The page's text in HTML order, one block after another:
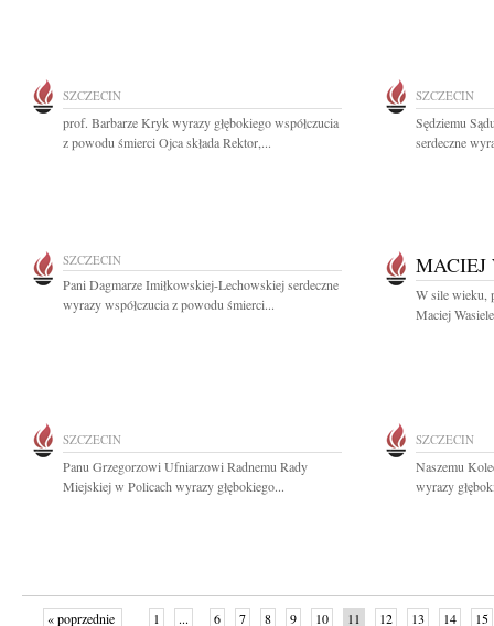
SZCZECIN
prof. Barbarze Kryk wyrazy głębokiego współczucia
z powodu śmierci Ojca składa Rektor,...
SZCZECIN
Sędziemu
serdeczne
SZCZECIN
Pani Dagmarze Imiłkowskiej-Lechowskiej serdeczne
wyrazy współczucia z powodu śmierci...
MACIEJ
W sile wieku,
Maciej
SZCZECIN
Panu Grzegorzowi Ufniarzowi Radnemu Rady
Miejskiej w Policach wyrazy głębokiego...
SZCZECIN
Naszemu
wyrazy
« poprzednie 1 ... 6 7 8 9 10 11 12 13 14 15